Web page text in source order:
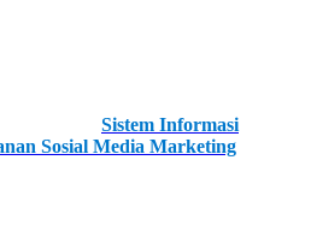
Sistem Informasi
Sosial Media Marketing